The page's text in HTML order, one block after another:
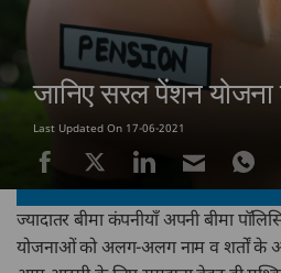
जानिए सरल पेंशन
Last Updated On 17-06-2021
ज्यादातर बीमा कंपनीयाँ अपनी बीमा
योजनाओं को अलग-अलग नाम व शर्तों के